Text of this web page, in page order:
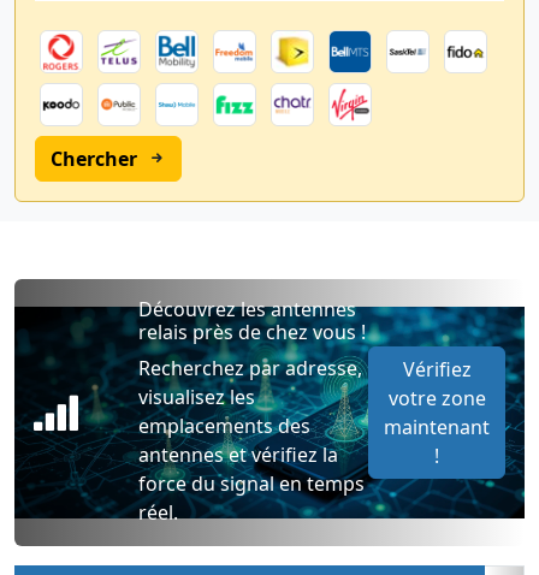
Chercher
Découvrez les antennes
relais près de chez vous !
Recherchez par adresse,
visualisez les
emplacements des
antennes et vérifiez la
force du signal en temps
réel.
Vérifiez
votre zone
maintenant
!